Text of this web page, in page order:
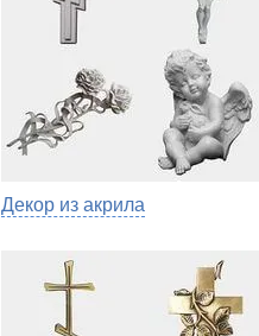
Декор из акрила